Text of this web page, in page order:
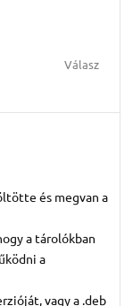
Válasz
és megvan a
a tárolókban
a
vagy a .deb